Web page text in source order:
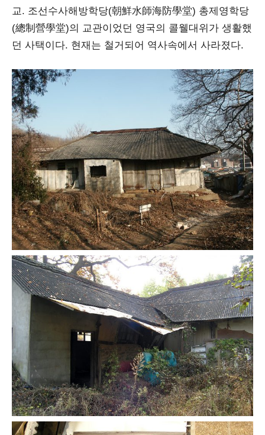
교. 조선수사해방학당(朝鮮水師海防學堂) 총제영학당
(總制營學堂)의 교관이었던 영국의 콜웰대위가 생활했
던 사택이다. 현재는 철거되어 역사속에서 사라졌다.